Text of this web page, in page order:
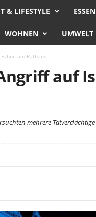
& LIFESTYLE
WOHNEN UMWELT
am Rathaus
auf
mehrere